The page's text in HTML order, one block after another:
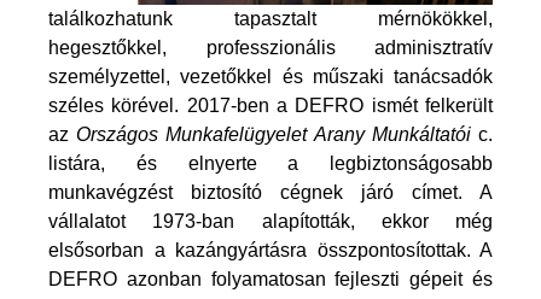
találkozhatunk tapasztalt mérnökökkel,
hegesztőkkel, professzionális adminisztratív
személyzettel, vezetőkkel és műszaki tanácsadók
széles körével. 2017-ben a DEFRO ismét felkerült
azOrszágos Munkafelügyelet Arany Munkáltatóic.
listára, és elnyerte a legbiztonságosabb
munkavégzést biztosító cégnek járó címet. A
vállalatot 1973-ban alapították, ekkor még
elsősorban a kazángyártásra összpontosítottak. A
DEFRO azonban folyamatosan fejleszti gépeit és